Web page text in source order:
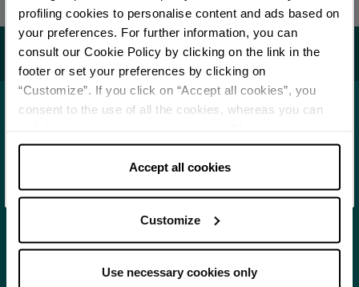
profiling cookies to personalise content and ads based on
your preferences. For further information, you can
consult our Cookie Policy by clicking on the link in the
footer or set your preferences by clicking on
“Customize”. If you click on “Accept all cookies”, you
consent to the use of all the cookies, whereas you can
cookies only” and only the technical cookies for the
correct functioning of the website will be used.
Accept all cookies
Customize
Use necessary cookies only
Potrebbe interessarti...
Maiolo
APPROFONDISCI
Avventure e panorami
da fotografare in
Valmarecchia
Per rimanere aggiornato
SCOPRI TUTTI GLI EVENTI
ISCRIVITI ALLA NEWSLETTER